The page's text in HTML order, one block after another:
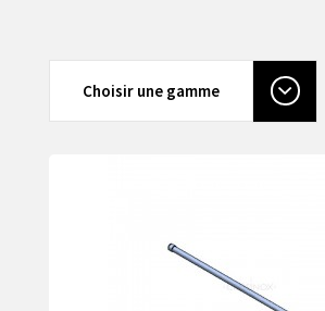
Choisir une gamme